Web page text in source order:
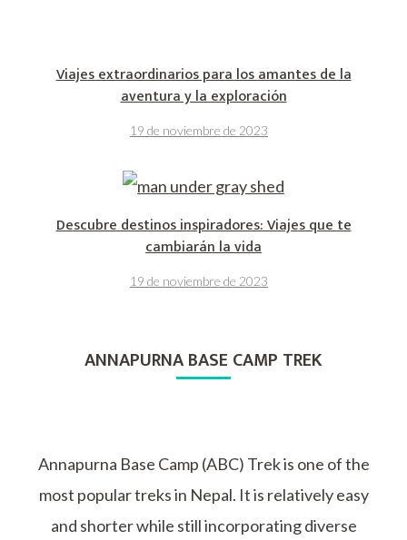
Viajes extraordinarios para los amantes de la
aventura y la exploración
19 de noviembre de 2023
Descubre destinos inspiradores: Viajes que te
cambiarán la vida
19 de noviembre de 2023
ANNAPURNA BASE CAMP TREK
Annapurna Base Camp (ABC) Trek is one of the
most popular treks in Nepal. It is relatively easy
and shorter while still incorporating diverse